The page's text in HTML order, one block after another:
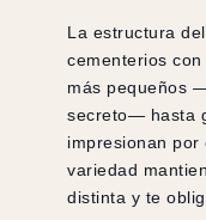
La estructura
cementerios
más pequeños
secreto— hasta
impresionan por
variedad
distinta y te